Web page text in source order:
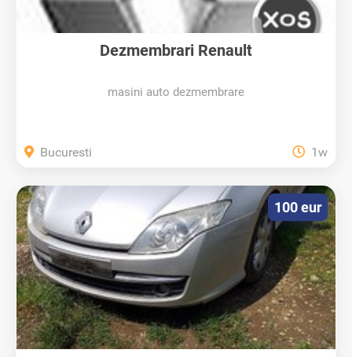
Dezmembrari Renault
masini auto dezmembrare
Bucuresti 1w
100 eur